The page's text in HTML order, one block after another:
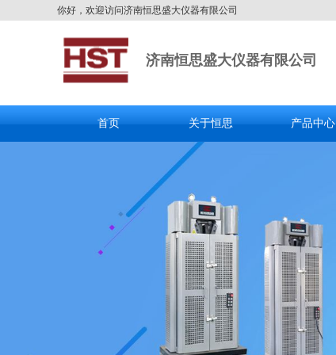
你好，欢迎访问济南恒思盛大仪器有限公司
济南恒思盛大仪器有限公司
首页 关于恒思 产品中心